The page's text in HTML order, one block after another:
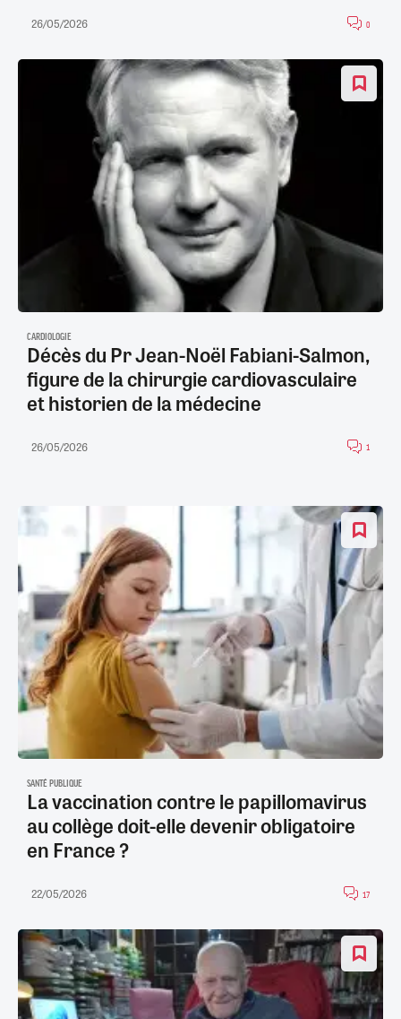
26/05/2026 0
CARDIOLOGIE
Décès du Pr Jean-Noël Fabiani-Salmon,
figure de la chirurgie cardiovasculaire
et historien de la médecine
26/05/2026 1
SANTÉ PUBLIQUE
La vaccination contre le papillomavirus
au collège doit-elle devenir obligatoire
en France ?
22/05/2026 17